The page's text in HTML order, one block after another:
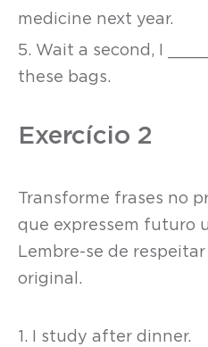
medicine next year.
5. Wait a second, I
these bags.
Exercício 2
Transforme frases no
que expressem futuro
Lembre-se de
original.
1. I study after dinner.